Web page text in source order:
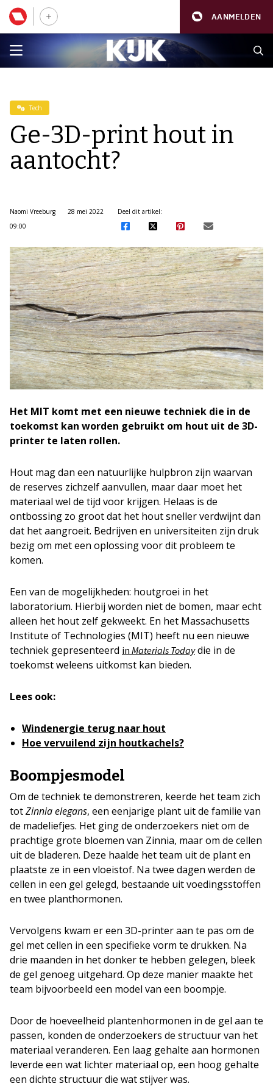
AANMELDEN
Tech
Ge-3D-print hout in
aantocht?
Naomi Vreeburg
28 mei 2022
09:00
Deel dit artikel:
Het MIT komt met een nieuwe techniek die in de
toekomst kan worden gebruikt om hout uit de 3D-
printer te laten rollen.
Hout mag dan een natuurlijke hulpbron zijn waarvan
de reserves zichzelf aanvullen, maar daar moet het
materiaal wel de tijd voor krijgen. Helaas is de
ontbossing zo groot dat het hout sneller verdwijnt dan
dat het aangroeit. Bedrijven en universiteiten zijn druk
bezig om met een oplossing voor dit probleem te
komen.
Een van de mogelijkheden: houtgroei in het
laboratorium. Hierbij worden niet de bomen, maar echt
alleen het hout zelf gekweekt. En het Massachusetts
Institute of Technologies (MIT) heeft nu een nieuwe
techniek gepresenteerd in Materials Todaydie in de
toekomst weleens uitkomst kan bieden.
Lees ook:
Windenergie terug naar hout
Hoe vervuilend zijn houtkachels?
Boompjesmodel
Om de techniek te demonstreren, keerde het team zich
totZinnia elegans, een eenjarige plant uit de familie van
de madeliefjes. Het ging de onderzoekers niet om de
prachtige grote bloemen van Zinnia, maar om de cellen
uit de bladeren. Deze haalde het team uit de plant en
plaatste ze in een vloeistof. Na twee dagen werden de
cellen in een gel gelegd, bestaande uit voedingsstoffen
en twee planthormonen.
Vervolgens kwam er een 3D-printer aan te pas om de
gel met cellen in een specifieke vorm te drukken. Na
drie maanden in het donker te hebben gelegen, bleek
de gel genoeg uitgehard. Op deze manier maakte het
team bijvoorbeeld een model van een boompje.
Door de hoeveelheid plantenhormonen in de gel aan te
passen, konden de onderzoekers de structuur van het
materiaal veranderen. Een laag gehalte aan hormonen
leverde een wat lichter materiaal op, een hoog gehalte
een dichte structuur die wat stijver was.